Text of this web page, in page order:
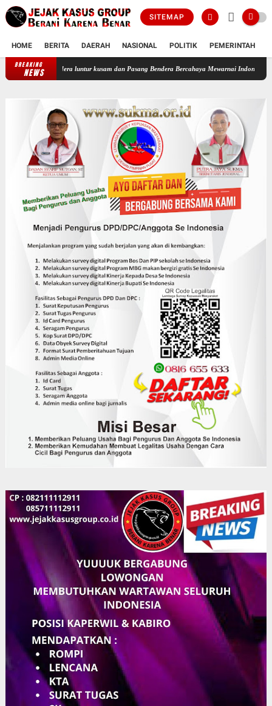
SITEMAP
HOME BERITA DAERAH NASIONAL POLITIK PEMERINTAH
BREAKING
NEWS
bendera luntur kusam dan Pasang Bendera Bercahaya Mewarnai Indonesia Merdeka !!!